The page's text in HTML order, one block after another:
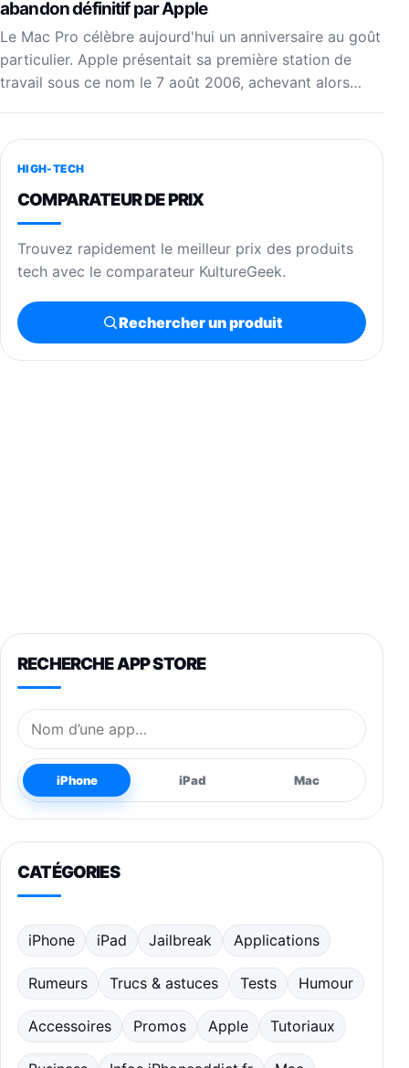
abandon définitif par Apple
Le Mac Pro célèbre aujourd'hui un anniversaire au goût
particulier. Apple présentait sa première station de
travail sous ce nom le 7 août 2006, achevant alors…
HIGH-TECH
COMPARATEUR DE PRIX
Trouvez rapidement le meilleur prix des produits
tech avec le comparateur KultureGeek.
Rechercher un produit
RECHERCHE APP STORE
Nom de l’application
iPhone iPad Mac
CATÉGORIES
iPhone iPad Jailbreak Applications
Rumeurs Trucs & astuces Tests Humour
Accessoires Promos Apple Tutoriaux